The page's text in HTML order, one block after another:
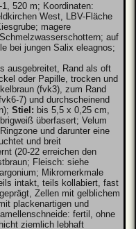
520 m; Koordinaten:
West, LBV-Fläche
magere
auf
bei jungen Salix eleagnos;
ausgebreitet, Rand als oft
oder Papille, trocken und
(fvk3), zum Rand
7) und durchscheinend
Stiel: bis 5,5 x 0,25 cm,
überfasert; Velum
und darunter eine
und breit
(20-22 erreichen den
Fleisch: siehe
Mikromerkmale
intakt, teils kollabiert, fast
Zellen mit gelblichem
plackenartigen und
fertil, ohne
ziemlich lebhaft